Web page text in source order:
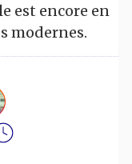
est encore en
modernes.